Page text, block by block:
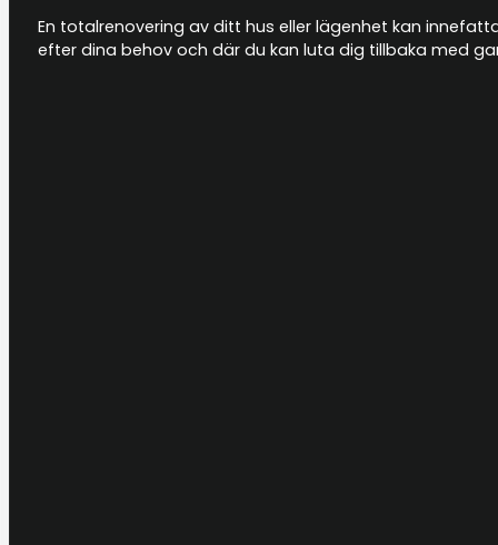
En totalrenovering av ditt hus eller lägenhet kan
efter dina behov och där du kan luta dig tillbaka med